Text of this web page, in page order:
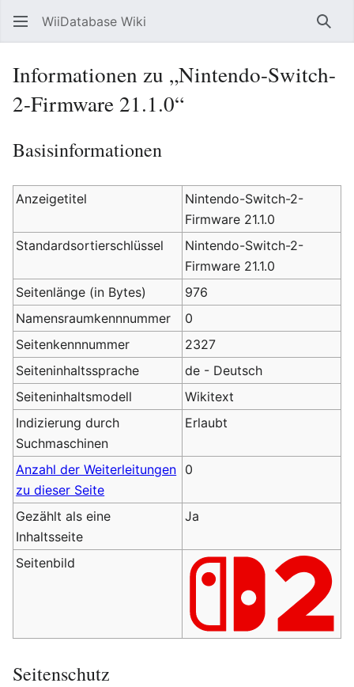
WiiDatabase Wiki
Informationen zu „Nintendo-Switch-
2-Firmware 21.1.0“
Basisinformationen
Anzeigetitel
Nintendo-Switch-2-
Firmware 21.1.0
Standardsortierschlüssel
Nintendo-Switch-2-
Firmware 21.1.0
Seitenlänge (in Bytes)
976
Namensraumkennnummer
0
Seitenkennnummer
2327
Seiteninhaltssprache
de - Deutsch
Seiteninhaltsmodell
Wikitext
Indizierung durch
Suchmaschinen
Erlaubt
Anzahl der Weiterleitungen
zu dieser Seite
0
Gezählt als eine
Inhaltsseite
Ja
Seitenbild
Seitenschutz